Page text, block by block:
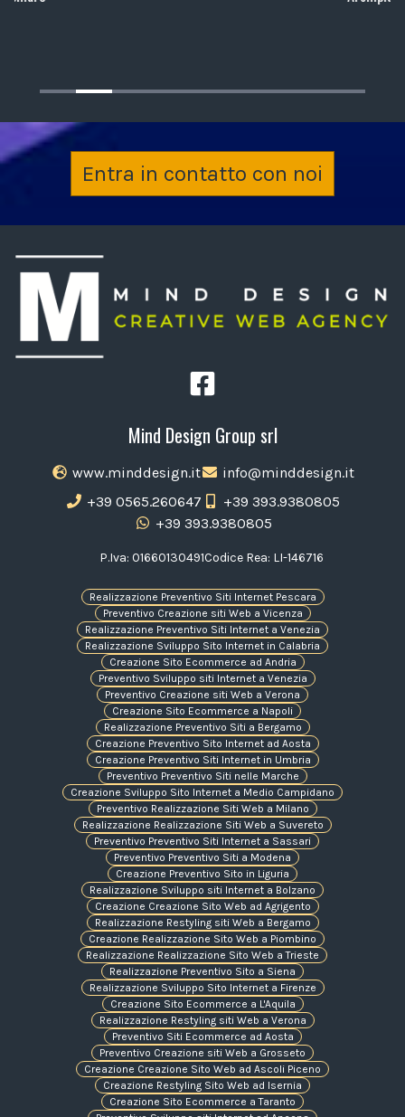
Entra in contatto con noi
Mind Design Group srl
www.minddesign.it
info@minddesign.it
+39 0565.260647
+39 393.9380805
+39 393.9380805
P.Iva: 01660130491Codice Rea: LI-146716
Realizzazione Preventivo Siti Internet Pescara
Preventivo Creazione siti Web a Vicenza
Realizzazione Preventivo Siti Internet a Venezia
Realizzazione Sviluppo Sito Internet in Calabria
Creazione Sito Ecommerce ad Andria
Preventivo Sviluppo siti Internet a Venezia
Preventivo Creazione siti Web a Verona
Creazione Sito Ecommerce a Napoli
Realizzazione Preventivo Siti a Bergamo
Creazione Preventivo Sito Internet ad Aosta
Creazione Preventivo Siti Internet in Umbria
Preventivo Preventivo Siti nelle Marche
Creazione Sviluppo Sito Internet a Medio Campidano
Preventivo Realizzazione Siti Web a Milano
Realizzazione Realizzazione Siti Web a Suvereto
Preventivo Preventivo Siti Internet a Sassari
Preventivo Preventivo Siti a Modena
Creazione Preventivo Sito in Liguria
Realizzazione Sviluppo siti Internet a Bolzano
Creazione Creazione Sito Web ad Agrigento
Realizzazione Restyling siti Web a Bergamo
Creazione Realizzazione Sito Web a Piombino
Realizzazione Realizzazione Sito Web a Trieste
Realizzazione Preventivo Sito a Siena
Realizzazione Sviluppo Sito Internet a Firenze
Creazione Sito Ecommerce a L'Aquila
Realizzazione Restyling siti Web a Verona
Preventivo Siti Ecommerce ad Aosta
Preventivo Creazione siti Web a Grosseto
Creazione Creazione Sito Web ad Ascoli Piceno
Creazione Restyling Sito Web ad Isernia
Creazione Sito Ecommerce a Taranto